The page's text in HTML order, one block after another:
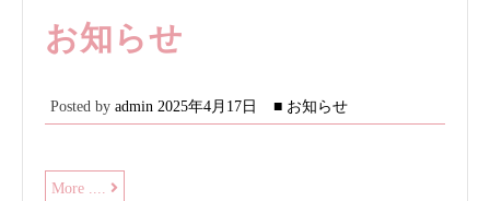
お知らせ
Posted by admin 2025年4月17日 ■ お知らせ
More .... お